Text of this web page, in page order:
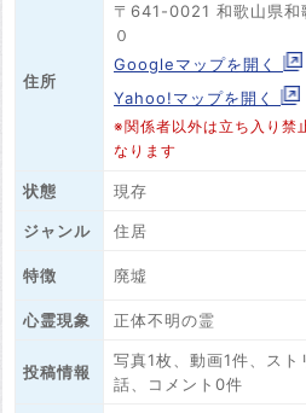
住所
〒641-0021 和歌山県和
０
Googleマップを開く
Yahoo!マップを開く
※関係者以外は立ち入り禁
なります
状態 現存
ジャンル 住居
特徴 廃墟
心霊現象 正体不明の霊
投稿情報
写真1枚、動画1件、ス
話、コメント0件